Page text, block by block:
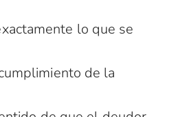
lo que se
de la